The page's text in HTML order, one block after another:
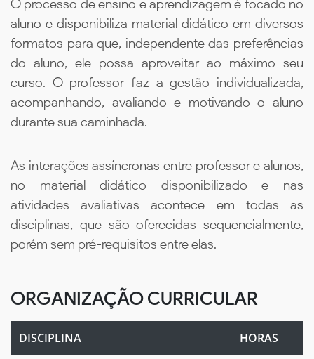
O processo de ensino e aprendizagem é focado no
aluno e disponibiliza material didático em diversos
formatos para que, independente das preferências
do aluno, ele possa aproveitar ao máximo seu
curso. O professor faz a gestão individualizada,
acompanhando, avaliando e motivando o aluno
durante sua caminhada.
As interações assíncronas entre professor e alunos,
no material didático disponibilizado e nas
atividades avaliativas acontece em todas as
disciplinas, que são oferecidas sequencialmente,
porém sem pré-requisitos entre elas.
ORGANIZAÇÃO CURRICULAR
DISCIPLINA HORAS